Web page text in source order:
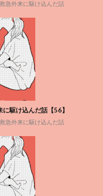
急外来に駆け込んだ話
駆け込んだ話【56】
急外来に駆け込んだ話